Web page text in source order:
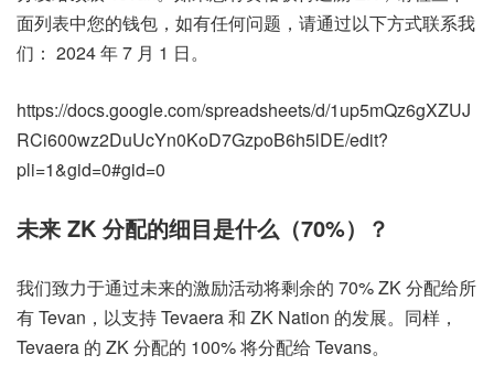
面列表中您的钱包，如有任何问题，请通过以下方式联系我
们： 2024 年 7 月 1 日。
https://docs.google.com/spreadsheets/d/1up5mQz6gXZUJ
RCi600wz2DuUcYn0KoD7GzpoB6h5lDE/edit?
pli=1&gid=0#gid=0
未来 ZK 分配的细目是什么（70%）？
我们致力于通过未来的激励活动将剩余的 70% ZK 分配给所
有 Tevan，以支持 Tevaera 和 ZK Nation 的发展。同样，
Tevaera 的 ZK 分配的 100% 将分配给 Tevans。